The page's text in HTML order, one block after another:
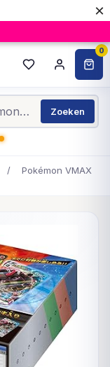
×
0
Zoeken
/
Pokémon VMAX